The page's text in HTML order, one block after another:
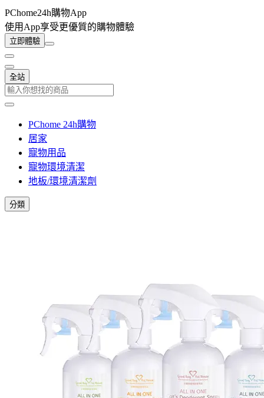
PChome24h購物App
使用App享受更優質的購物體驗
立即體驗
全站
PChome 24h購物
居家
寵物用品
寵物環境清潔
地板/環境清潔劑
分類